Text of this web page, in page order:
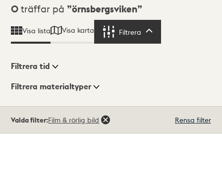
Sökresultat
0 träffar på örnsbergsviken
Visa lista Visa karta Filtrera
Visningsläge
Filtrera tid
Filtrera materialtyper
träffar
Valda filter:Film & rörlig bild Rensa filter